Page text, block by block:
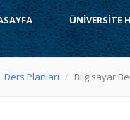
ÜNİVERSİTE
Ders Planları Bilgisayar